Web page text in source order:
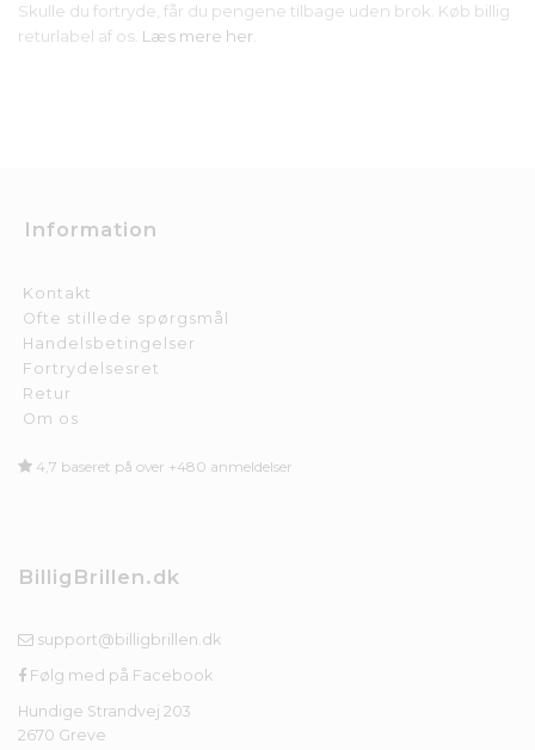
Skulle du fortryde, får du pengene tilbage uden brok. Køb billig
returlabel af os. Læs mere her.
Information
Kontakt
Ofte stillede spørgsmål
Handelsbetingelser
Fortrydelsesret
Retur
Om os
4,7 baseret på over +480 anmeldelser
BilligBrillen.dk
support@billigbrillen.dk
Følg med på Facebook
Hundige Strandvej 203
2670 Greve